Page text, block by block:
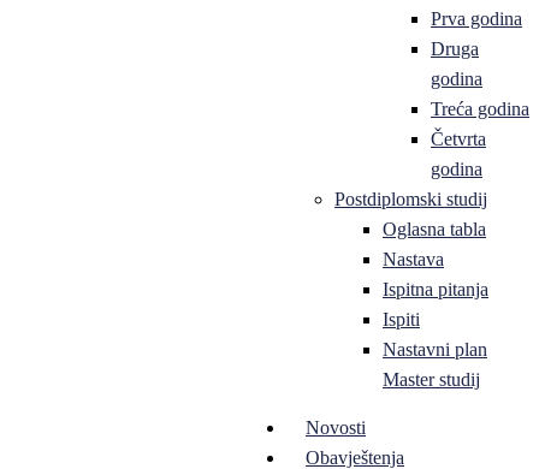
Prva godina
Druga
godina
Treća godina
Četvrta
godina
Postdiplomski studij
Oglasna tabla
Nastava
Ispitna pitanja
Ispiti
Nastavni plan
Master studij
Novosti
Obavještenja